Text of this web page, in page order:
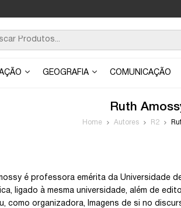
GEOGRAFIA COMUNICAÇÃO
Ruth
Home Autores R2
é professora emérita da Universidade
ligado à mesma universidade, além de
como organizadora, Imagens de si no